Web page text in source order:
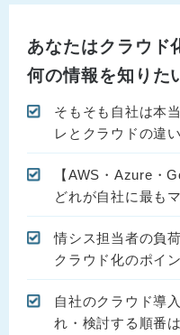
あなたはクラウド
何の情報を知りた
そもそも自社は本
レとクラウドの違
【AWS・Azure・
どれが自社に最も
情シス担当者の負
クラウド化のポイ
自社のクラウド導
れ・検討する順番